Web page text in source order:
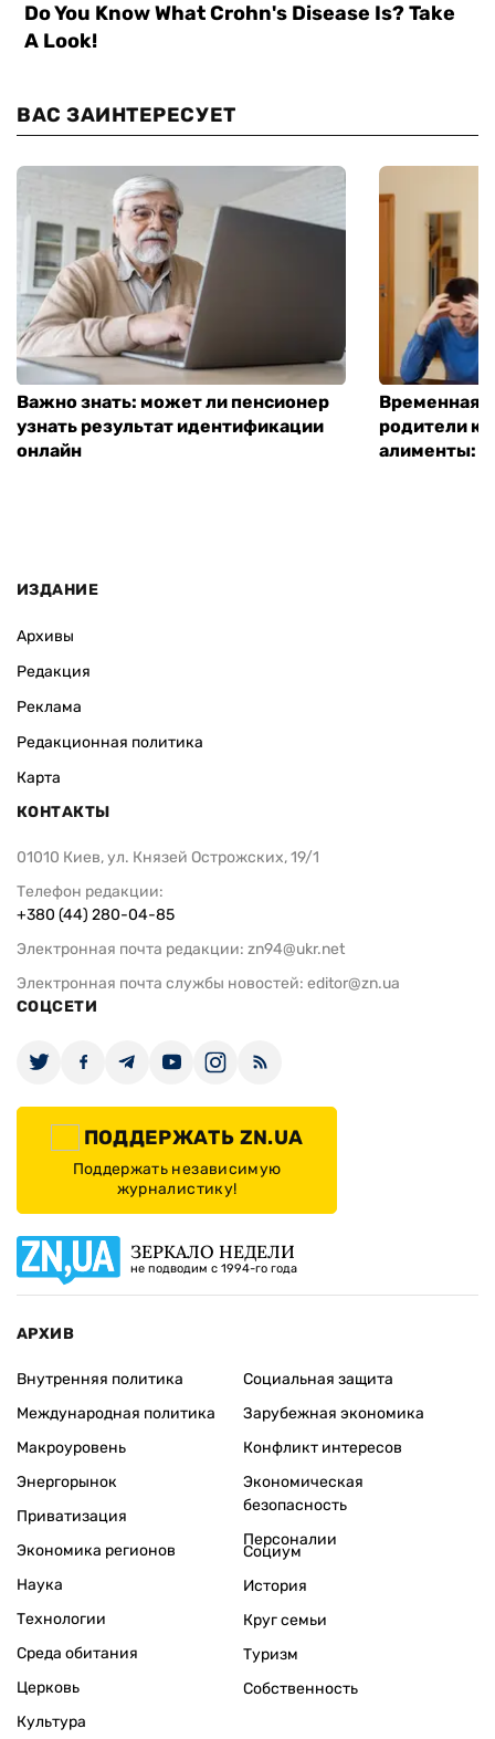
ВАС ЗАИНТЕРЕСУЕТ
Важно знать: может ли пенсионер
узнать результат идентификации
онлайн
Временная
родители
алименты:
ИЗДАНИЕ
Архивы
Редакция
Реклама
Редакционная политика
Карта
КОНТАКТЫ
01010 Киев, ул. Князей Острожских, 19/1
Телефон редакции:
+380 (44) 280-04-85
Электронная почта редакции: zn94@ukr.net
Электронная почта службы новостей: editor@zn.ua
СОЦСЕТИ
ПОДДЕРЖАТЬ ZN.UA
Поддержать независимую
журналистику!
ЗЕРКАЛО НЕДЕЛИ
не подводим с 1994-го года
АРХИВ
Внутренняя политика
Международная политика
Макроуровень
Энергорынок
Приватизация
Экономика регионов
Социальная защита
Зарубежная экономика
Конфликт интересов
Экономическая
безопасность
Персоналии
Наука
Технологии
Среда обитания
Церковь
Культура
Социум
История
Круг семьи
Туризм
Собственность